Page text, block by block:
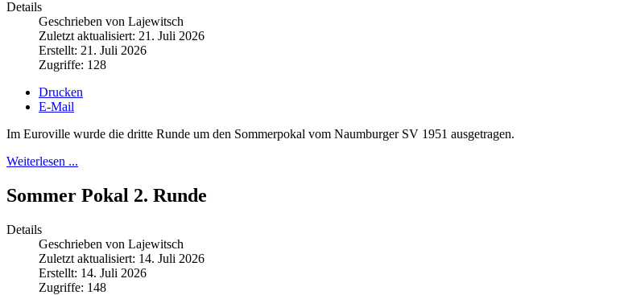
Details
Geschrieben von Lajewitsch
Zuletzt aktualisiert: 21. Juli 2026
Erstellt: 21. Juli 2026
Zugriffe: 128
Drucken
E-Mail
Im Euroville wurde die dritte Runde um den Sommerpokal vom Naumburger SV 1951 ausgetragen.
Weiterlesen ...
Sommer Pokal 2. Runde
Details
Geschrieben von Lajewitsch
Zuletzt aktualisiert: 14. Juli 2026
Erstellt: 14. Juli 2026
Zugriffe: 148